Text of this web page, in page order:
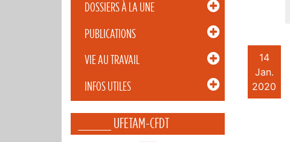
DOSSIERS À LA UNE
PUBLICATIONS
VIE AU TRAVAIL
INFOS UTILES
_____ UFETAM-CFDT
14
Jan.
2020